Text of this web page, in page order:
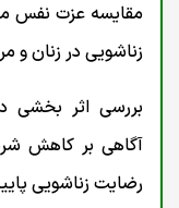
مقایسه عزت نفس
زناشویی در زنان و
بررسی اثر بخشی
آگاهی بر کاهش
رضایت زناشویی